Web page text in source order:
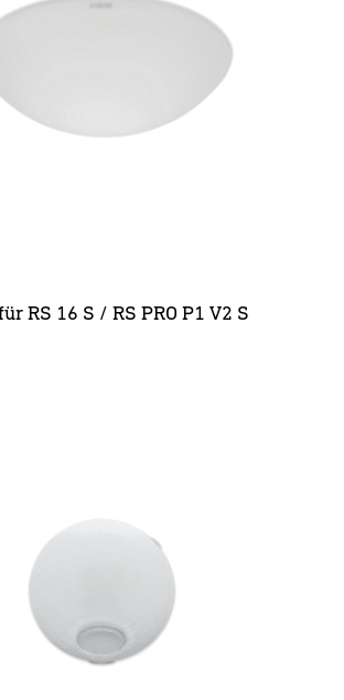
RS 16 S / RS PRO P1 V2 S